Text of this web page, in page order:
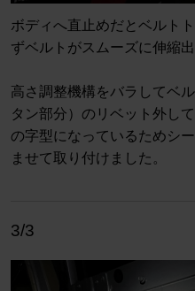
ボディへ直止めだとベルト
ずベルトがスムーズに伸縮
高さ調整機構をバラしてベ
タン部分）のリベット外し
の字型になっているためシ
ませて取り付けました。
3/3